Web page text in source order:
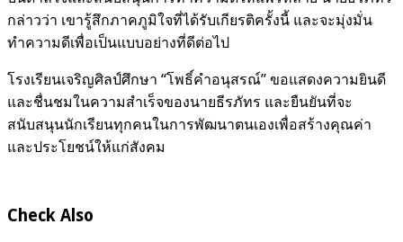
กล่าวว่า เขารู้สึกภาคภูมิใจที่ได้รับเกียรติครั้งนี้ และจะมุ่งมั่น
ทำความดีเพื่อเป็นแบบอย่างที่ดีต่อไป
โรงเรียนเจริญศิลป์ศึกษา “โพธิ์คำอนุสรณ์” ขอแสดงความยินดี
และชื่นชมในความสำเร็จของนายธีรภัทร และยืนยันที่จะ
สนับสนุนนักเรียนทุกคนในการพัฒนาตนเองเพื่อสร้างคุณค่า
และประโยชน์ให้แก่สังคม
Check Also